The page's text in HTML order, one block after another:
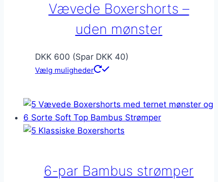
Vævede Boxershorts –
uden mønster
DKK 600 (Spar DKK 40)
Vælg muligheder
6-par Bambus strømper